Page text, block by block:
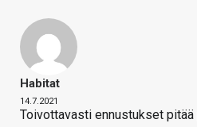
Habitat
14.7.2021
Toivottavasti ennustukset pitää